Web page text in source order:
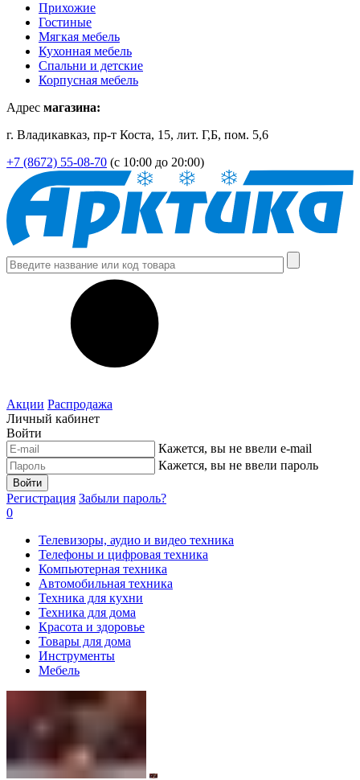
Прихожие
Гостиные
Мягкая мебель
Кухонная мебель
Спальни и детские
Корпусная мебель
Адрес магазина:
г. Владикавказ, пр-т Коста, 15, лит. Г,Б, пом. 5,6
+7 (8672) 55-08-70 (с 10:00 до 20:00)
Акции Распродажа
Личный кабинет
Войти
Кажется, вы не ввели e-mail
Кажется, вы не ввели пароль
Войти
Регистрация Забыли пароль?
0
Телевизоры, аудио и видео техника
Телефоны и цифровая техника
Компьютерная техника
Автомобильная техника
Техника для кухни
Техника для дома
Красота и здоровье
Товары для дома
Инструменты
Мебель